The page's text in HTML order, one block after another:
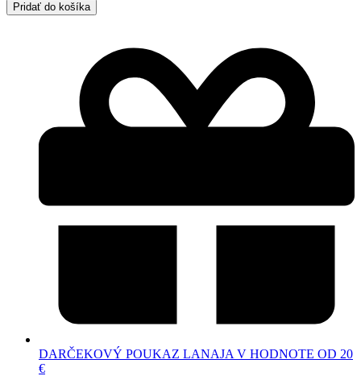
Pridať do košíka
DARČEKOVÝ POUKAZ LANAJA V HODNOTE OD 20
€